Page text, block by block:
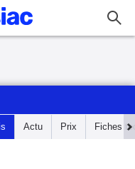
Actu Prix Fiches